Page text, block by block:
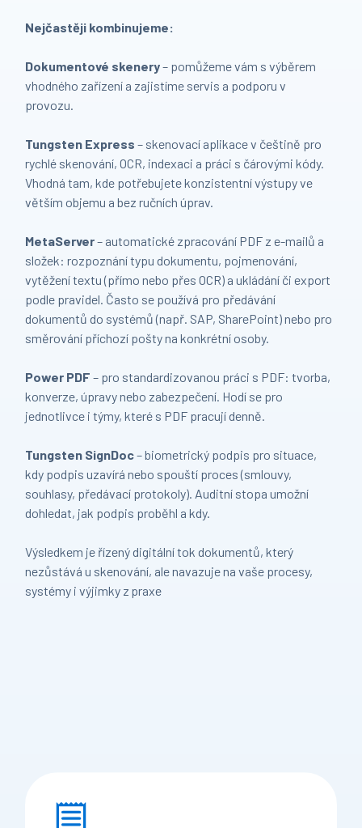
Nejčastěji kombinujeme:
Dokumentové skenery– pomůžeme vám s výběrem
vhodného zařízení a zajistíme servis a podporu v
provozu.
Tungsten Express – skenovací aplikace v češtině pro
rychlé skenování, OCR, indexaci a práci s čárovými kódy.
Vhodná tam, kde potřebujete konzistentní výstupy ve
větším objemu a bez ručních úprav.
MetaServer– automatické zpracování PDF z e-mailů a
složek: rozpoznání typu dokumentu, pojmenování,
vytěžení textu (přímo nebo přes OCR) a ukládání či export
podle pravidel. Často se používá pro předávání
dokumentů do systémů (např. SAP, SharePoint) nebo pro
směrování příchozí pošty na konkrétní osoby.
Power PDF – pro standardizovanou práci s PDF: tvorba,
konverze, úpravy nebo zabezpečení. Hodí se pro
jednotlivce i týmy, které s PDF pracují denně.
Tungsten SignDoc– biometrický podpis pro situace,
kdy podpis uzavírá nebo spouští proces (smlouvy,
souhlasy, předávací protokoly). Auditní stopa umožní
dohledat, jak podpis proběhl a kdy.
Výsledkem je řízený digitální tok dokumentů, který
nezůstává u skenování, ale navazuje na vaše procesy,
systémy i výjimky z praxe